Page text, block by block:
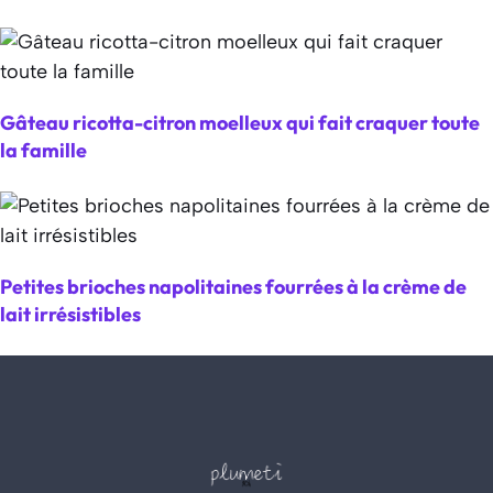
Gâteau ricotta-citron moelleux qui fait craquer toute
la famille
Petites brioches napolitaines fourrées à la crème de
lait irrésistibles